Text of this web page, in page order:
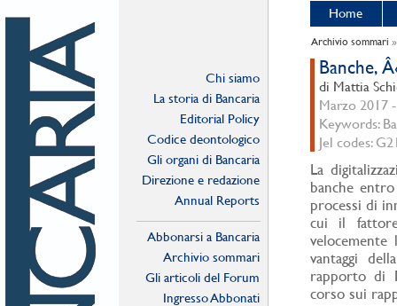
Chi siamo
La storia di Bancaria
Editorial Policy
Codice deontologico
Gli organi di Bancaria
Direzione e redazione
Annual Reports
Abbonarsi a Bancaria
Archivio sommari
Gli articoli del Forum
Ingresso Abbonati
Home
Archivio sommari
Banche,
di Mattia
Marzo 2017
Keywords:
Jel codes:
La
banche
processi di
cui il
vantaggi
rapporto di
corso sui